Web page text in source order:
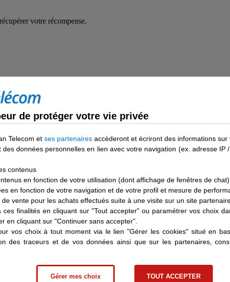
de protéger votre vie privée
Telecom et ses partenaires accèderont et écriront des informations
données personnelles en lien avec votre navigation (ex. adresse IP
contenus
en fonction de votre utilisation (dont affichage de fenêtres de chat)
en fonction de votre navigation et de votre profil et mesure de
vente pour les achats effectués suite à une visite sur un site
ces finalités en cliquant sur "Tout accepter" ou paramétrer vos choix
en cliquant sur "Continuer sans accepter".
vos choix à tout moment via le lien "Gérer les cookies" situé en
des traceurs et de vos données ainsi que sur les partenaires,
Gérer mes choix TOUT ACCEPTER